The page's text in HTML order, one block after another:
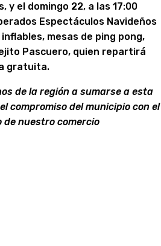
y el domingo 22, a las 17:00
Espectáculos Navideños
mesas de ping pong,
Pascuero, quien repartirá
gratuita.
de la región a sumarse a esta
compromiso del municipio con el
nuestro comercio